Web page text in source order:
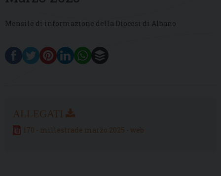
Mensile di informazione della Diocesi di Albano
170 - millestrade marzo 2025 - web